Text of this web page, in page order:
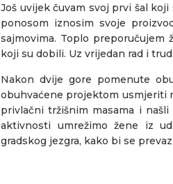
Još uvijek čuvam svoj prvi šal koji
ponosom iznosim svoje
sajmovima. Toplo
koji su dobili. Uz vrijedan rad i
Nakon dvije gore pomenute
obuhvaćene projektom usmjeriti
privlačni tržišnim masama i
aktivnosti umrežimo žene iz
gradskog jezgra, kako bi se